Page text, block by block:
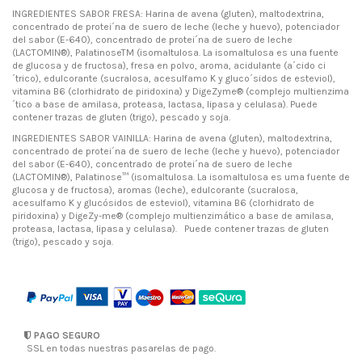
INGREDIENTES SABOR FRESA: Harina de avena (gluten), maltodextrina,
concentrado de protei´na de suero de leche (leche y huevo), potenciador
del sabor (E-640), concentrado de protei´na de suero de leche
(LACTOMIN®), PalatinoseTM (isomaltulosa. La isomaltulosa es una fuente
de glucosa y de fructosa), fresa en polvo, aroma, acidulante (a´cido ci
´trico), edulcorante (sucralosa, acesulfamo K y gluco´sidos de esteviol),
vitamina B6 (clorhidrato de piridoxina) y DigeZyme® (complejo multienzima
´tico a base de amilasa, proteasa, lactasa, lipasa y celulasa). Puede
contener trazas de gluten (trigo), pescado y soja.
INGREDIENTES SABOR VAINILLA: Harina de avena (gluten), maltodextrina,
concentrado de protei´na de suero de leche (leche y huevo), potenciador
del sabor (E-640), concentrado de protei´na de suero de leche
(LACTOMIN®), Palatinose™ (isomaltulosa. La isomaltulosa es uma fuente de
glucosa y de fructosa), aromas (leche), edulcorante (sucralosa,
acesulfamo K y glucósidos de esteviol), vitamina B6 (clorhidrato de
piridoxina) y DigeZy-me® (complejo multienzimático a base de amilasa,
proteasa, lactasa, lipasa y celulasa). Puede contener trazas de gluten
(trigo), pescado y soja.
PAGO SEGURO
SSL en todas nuestras pasarelas de pago.